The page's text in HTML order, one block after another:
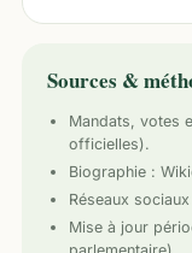
Sources &
Mandats, votes
officielles).
Biographie :
Réseaux
Mise à jour